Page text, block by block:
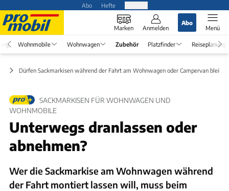
Abo Hefte
Marken Anmelden
Abo
Menü
Wohnmobile Wohnwagen Zubehör Platzfinder Reiseplanung
Dürfen Sackmarkisen während der Fahrt am Wohnwagen oder Campervan
SACKMARKISEN FÜR WOHNWAGEN UND
WOHNMOBILE
Unterwegs dranlassen oder
abnehmen?
Wer die Sackmarkise am Wohnwagen während
der Fahrt montiert lassen will, muss beim